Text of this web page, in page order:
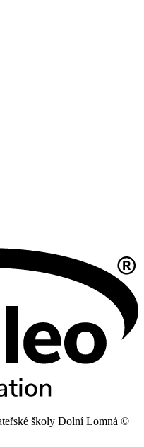
školy Dolní Lomná ©